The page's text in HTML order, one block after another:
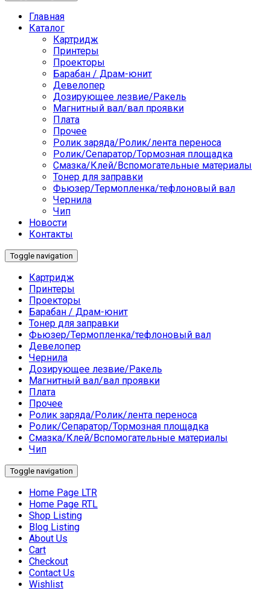
Главная
Каталог
Картридж
Принтеры
Проекторы
Барабан / Драм-юнит
Девелопер
Дозирующее лезвие/Ракель
Магнитный вал/вал проявки
Плата
Прочее
Ролик заряда/Ролик/лента переноса
Ролик/Сепаратор/Тормозная площадка
Смазка/Клей/Вспомогательные материалы
Тонер для заправки
Фьюзер/Термопленка/тефлоновый вал
Чернила
Чип
Новости
Контакты
Toggle navigation
Картридж
Принтеры
Проекторы
Барабан / Драм-юнит
Тонер для заправки
Фьюзер/Термопленка/тефлоновый вал
Девелопер
Чернила
Дозирующее лезвие/Ракель
Магнитный вал/вал проявки
Плата
Прочее
Ролик заряда/Ролик/лента переноса
Ролик/Сепаратор/Тормозная площадка
Смазка/Клей/Вспомогательные материалы
Чип
Toggle navigation
Home Page LTR
Home Page RTL
Shop Listing
Blog Listing
About Us
Cart
Checkout
Contact Us
Wishlist